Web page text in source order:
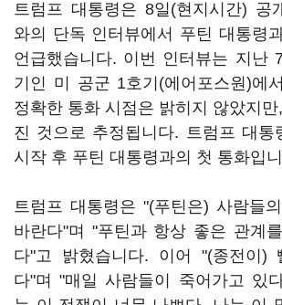
트럼프 대통령은 8일(현지시간) 공
와의 단독 인터뷰에서 푸틴 대통령
언급했습니다. 이번 인터뷰는 지난
기인 미 공군 1호기(에어포스원)에
정확한 통화 시점은 밝히지 않았지만
진 것으로 추정됩니다. 트럼프 대통
시작 후 푸틴 대통령과의 첫 통화입
트럼프 대통령은 "(푸틴은) 사람들
바란다"며 "푸틴과 항상 좋은 관계
다"고 밝혔습니다. 이어 "(종전이)
다"며 "매일 사람들이 죽어가고 있